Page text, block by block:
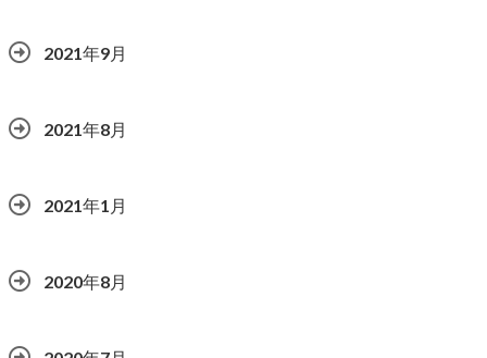
2021年9月
2021年8月
2021年1月
2020年8月